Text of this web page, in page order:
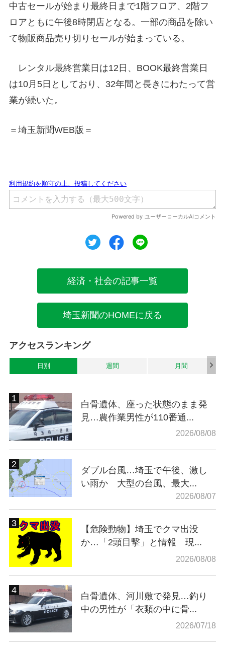
中古セールが始まり最終日まで1階フロア、2階フ
ロアともに午後8時閉店となる。一部の商品を除い
て物販商品売り切りセールが始まっている。
レンタル最終営業日は12日、BOOK最終営業日
は10月5日としており、32年間と長きにわたって営
業が続いた。
＝埼玉新聞WEB版＝
ツイートシェア
経済・社会の記事一覧
埼玉新聞のHOMEに戻る
アクセスランキング
日別 週間 月間
白骨遺体、座った状態のまま発
見…農作業男性が110番通...
2026/08/08
ダブル台風…埼玉で午後、激し
い雨か 大型の台風、最大...
2026/08/07
【危険動物】埼玉でクマ出没
か…「2頭目撃」と情報 現...
2026/08/08
白骨遺体、河川敷で発見…釣り
中の男性が「衣類の中に骨...
2026/07/18